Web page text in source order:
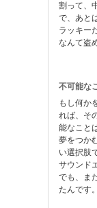
割って、
で、あと
ラッキー
なんて盗
不可能な
もし何か
れば、そ
能なこと
夢をつか
い選択肢
サウンド
でも、ま
たんです。